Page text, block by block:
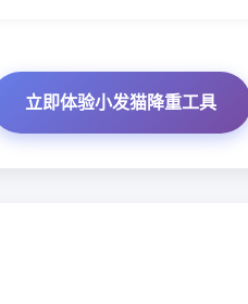
立即体验小发猫降重工具